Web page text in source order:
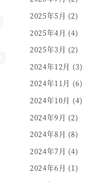
2025年5月 (2)
2025年4月 (4)
2025年3月 (2)
2024年12月 (3)
2024年11月 (6)
2024年10月 (4)
2024年9月 (2)
2024年8月 (8)
2024年7月 (4)
2024年6月 (1)